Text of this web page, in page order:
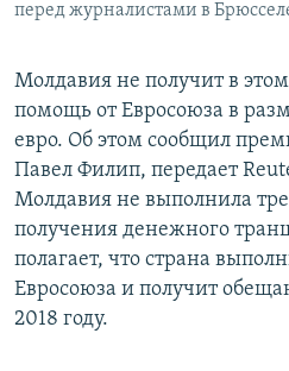
Все сайты РСЕ/РС
перед журналистами в
Молдавия не получит в
помощь от Евросоюза в
евро. Об этом сообщил
Павел Филип, передает
Молдавия не выполнила
получения денежного
полагает, что страна
Евросоюза и получит
2018 году.